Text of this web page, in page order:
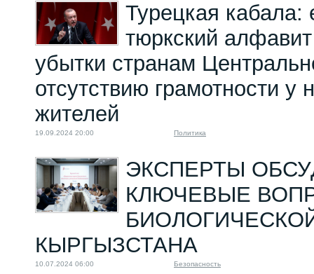
Турецкая кабала:
тюркский
убытки странам
отсутствию грамотности у
жителей
19.09.2024 20:00 Политика
ЭКСПЕРТЫ
КЛЮЧЕВЫЕ
КЫРГЫЗСТАНА
10.07.2024 06:00 Безопасность